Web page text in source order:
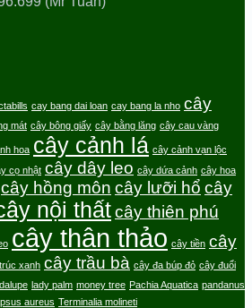
cay bang dai loan cay bang la nho cây
mát cây bông giấy cây bằng lăng cây cau vàng
hoa cây cảnh lá cây cảnh vạn lộc
cọ nhật cây dây leo cây dứa cảnh cây hoa
cây hồng môn cây lưỡi hổ cây
nội thấtcây thiên phú
cây thân thảo cây tiền cây
xanh cây trầu bà cây đa búp đỏ cây đuổi
lady palm money tree Pachia Aquatica pandanus
aureus Terminalia molineti